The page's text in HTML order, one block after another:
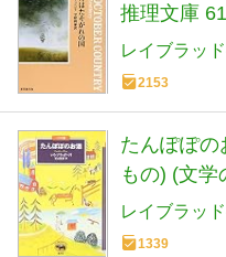
推理文庫
レイブラッ
2153
たんぽぽの
もの) (文学
レイブラッ
1339